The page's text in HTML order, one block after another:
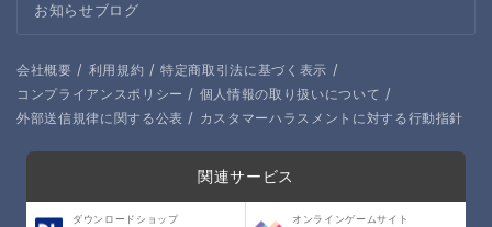
お知らせブログ
会社概要 / 利用規約 / 特定商取引法に基づく表示 /
コンプライアンスポリシー / 個人情報の取り扱いについて /
外部送信規律に関する公表 / カスタマーハラスメントに対する行動指針
関連サービス
ダウンロードショップ オンラインゲームサイト